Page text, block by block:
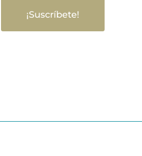
¡Suscríbete!